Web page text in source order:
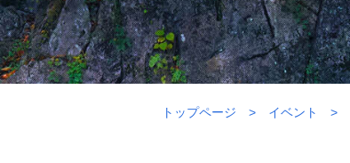
トップページ イベント